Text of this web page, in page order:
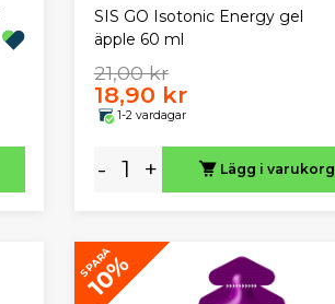
SIS GO Isotonic Energy gel
äpple 60 ml
21,00 kr
18,90 kr
1-2 vardagar
- + Lägg i varukorg
SPARA
10%